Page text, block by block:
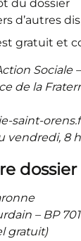
du dossier
d’autres
gratuit et
Sociale –
de la
saint-
8 h
– BP
gratuit)